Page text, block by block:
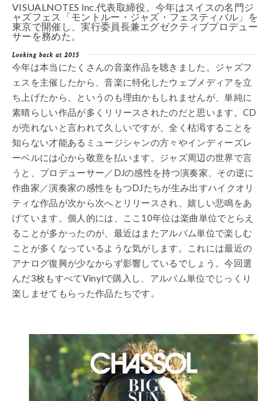
VISUALNOTES Inc.代表取締役。今年はスイスの名門ジ
ャズフェス「モントルー・ジャズ・フェスティバル」を
東京で開催し、実行委員長兼エグゼクティブプロデュー
サーを務めた。
今年は本当にたくさんの音楽作品を聴きました。ジャズフ
ェスを主催したから、音楽に特化したウェブメディアを立
ち上げたから、というのも理由かもしれませんが、単純に
素晴らしい作品が多くリリースされたのだと思います。CD
が売れないと言われて久しいですが、全く枯渇することを
知らない才能あるミュージシャンの方々やインディーズレ
ーベルには心から敬意を払います。ジャズ周辺の世界で言
うと、プロデューサー／DJの感性を持つ演奏家、その逆に
作曲家／演奏家の感性をもつDJたちが生み出すハイクオリ
ティな作品が次から次へとリリースされ、嬉しい悲鳴をあ
げています。個人的には、ここ10年位は楽曲単位でとらえ
ることが多かったのが、最近はまたアルバム単位で楽しむ
ことが多くなっているような気がします。これには最近の
アナログ復興が少なからず影響しているでしょう。今回選
んだ3枚もすべてVinylで購入し、アルバム単位でじっくり
楽しませてもらった作品たちです。